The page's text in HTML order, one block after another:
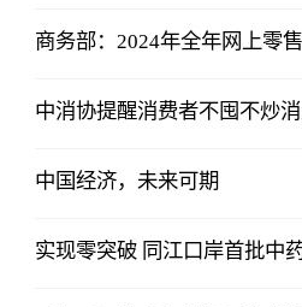
商务部：2024年全年网上零
中消协提醒消费者不囤不炒
中国经济，未来可期
实现零突破 同江口岸首批中